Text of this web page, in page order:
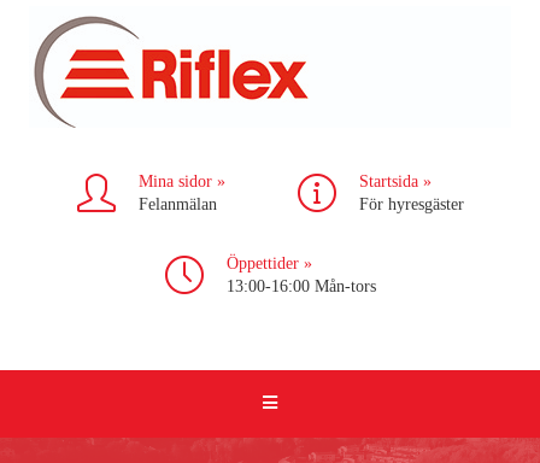
Mina sidor »
Felanmälan
Startsida »
För hyresgäster
Öppettider »
13:00-16:00 Mån-tors